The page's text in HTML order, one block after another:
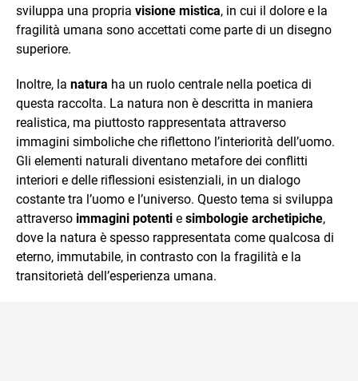
sviluppa una propria visione mistica, in cui il dolore e la
fragilità umana sono accettati come parte di un disegno
superiore.
Inoltre, la natura ha un ruolo centrale nella poetica di
questa raccolta. La natura non è descritta in maniera
realistica, ma piuttosto rappresentata attraverso
immagini simboliche che riflettono l’interiorità dell’uomo.
Gli elementi naturali diventano metafore dei conflitti
interiori e delle riflessioni esistenziali, in un dialogo
costante tra l’uomo e l’universo. Questo tema si sviluppa
attraverso immagini potenti e simbologie archetipiche,
dove la natura è spesso rappresentata come qualcosa di
eterno, immutabile, in contrasto con la fragilità e la
transitorietà dell’esperienza umana.